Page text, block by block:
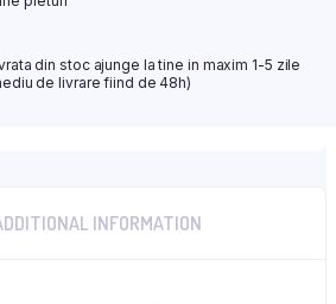
din stoc ajunge la tine in maxim 1-5 zile
de livrare fiind de 48h)
INFORMATION